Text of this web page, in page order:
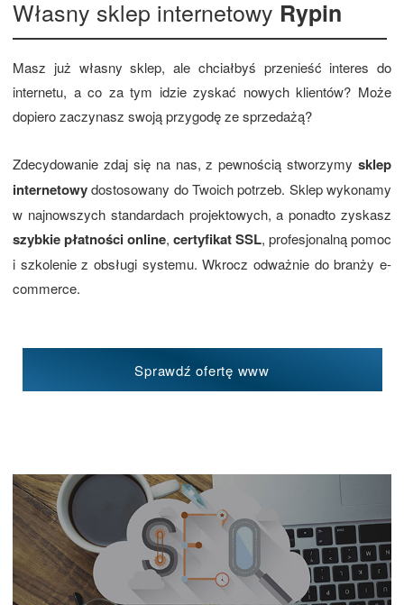
Własny sklep internetowy Rypin
Masz już własny sklep, ale chciałbyś przenieść interes do
internetu, a co za tym idzie zyskać nowych klientów? Może
dopiero zaczynasz swoją przygodę ze sprzedażą?
Zdecydowanie zdaj się na nas, z pewnością stworzymy sklep
internetowydostosowany do Twoich potrzeb. Sklep wykonamy
w najnowszych standardach projektowych, a ponadto zyskasz
szybkie płatności online, certyfikat SSL, profesjonalną pomoc
i szkolenie z obsługi systemu. Wkrocz odważnie do branży e-
commerce.
Sprawdź ofertę www